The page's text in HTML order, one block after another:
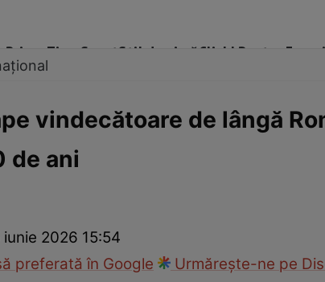
Prime Time SportStil de viațăClick! Pentru Femei
Tehnologie
vindecătoare de lângă
de ani
iunie 2026 15:54
preferată în Google
Urmărește-ne pe